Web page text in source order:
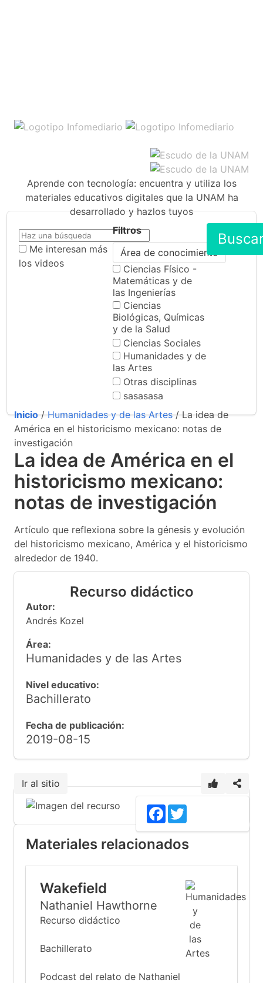
Aprende con tecnología: encuentra y utiliza los
materiales educativos digitales que la UNAM ha
desarrollado y hazlos tuyos
Me interesan más
los videos
Filtros
Área de conocimiento
Ciencias Físico -
Matemáticas y de
las Ingenierías
Ciencias
Biológicas, Químicas
y de la Salud
Ciencias Sociales
Humanidades y de
las Artes
Otras disciplinas
sasasasa
Inicio/Humanidades y de las Artes/ La idea de
América en el historicismo mexicano: notas de
investigación
La idea de América en el
historicismo mexicano:
notas de investigación
Artículo que reflexiona sobre la génesis y evolución
del historicismo mexicano, América y el historicismo
alrededor de 1940.
Recurso didáctico
Autor:
Andrés Kozel
Área:
Humanidades y de las Artes
Nivel educativo:
Bachillerato
Fecha de publicación:
2019-08-15
Ir al sitio
Facebook
Materiales relacionados
Wakefield
Nathaniel Hawthorne
Recurso didáctico
Bachillerato
Podcast del relato de Nathaniel